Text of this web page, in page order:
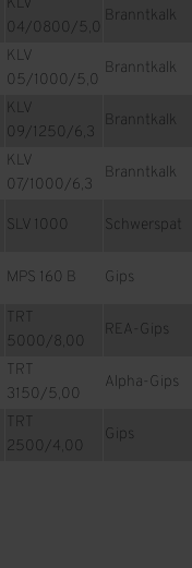
KLV
04/0800/5,0
Branntkalk
KLV
05/1000/5,0
Branntkalk
KLV
09/1250/6,3
Branntkalk
KLV
07/1000/6,3
Branntkalk
SLV 1000 Schwerspat
MPS 160 B Gips
TRT
5000/8,00
REA-Gips
TRT
3150/5,00
Alpha-Gips
TRT
2500/4,00
Gips